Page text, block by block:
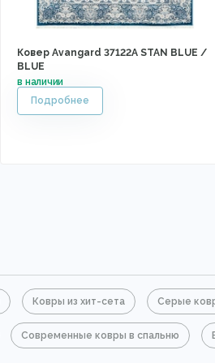
Ковер Avangard 37122A STAN BLUE /
BLUE
Ковры из хит-сета Серые
Современные ковры в спальню